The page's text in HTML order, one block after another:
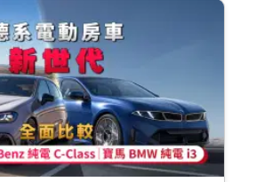
電細節及迷思。